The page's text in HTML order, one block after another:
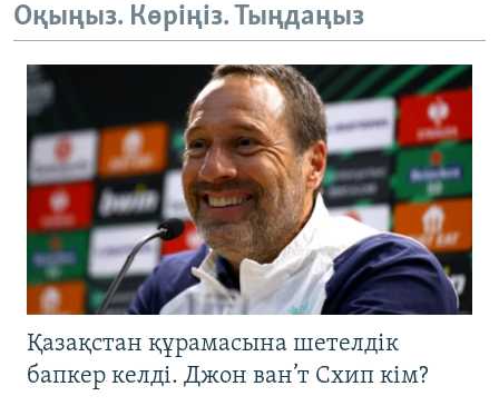
Оқыңыз. Көріңіз. Тыңдаңыз
Қазақстан құрамасына шетелдік
бапкер келді. Джон ван’т Схип кім?